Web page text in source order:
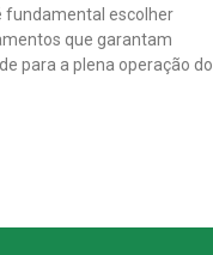
fundamental escolher
que garantam
para a plena operação do